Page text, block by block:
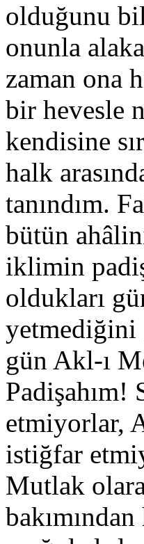
olduğunu
onunla
zaman ona
bir hevesle
kendisine
halk
tanındım.
bütün
iklimin
oldukları
yetmediğini
gün Akl-ı
etmiyorlar,
istiğfar
Mutlak